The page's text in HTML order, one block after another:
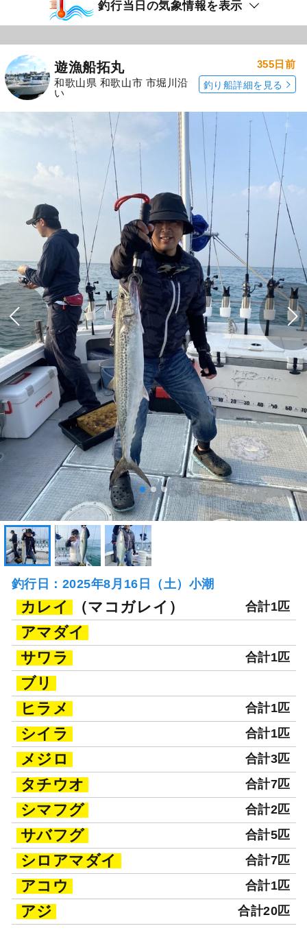
釣行当日の気象情報を表示
遊漁船拓丸
和歌山県 和歌山市 市堀川沿
い
355日前
釣り船詳細を見る
釣行日：2025年8月16日（土）小潮
カレイ （マコガレイ） 合計1匹
アマダイ
サワラ
合計1匹
ブリ
ヒラメ
合計1匹
シイラ 合計1匹
メジロ 合計3匹
タチウオ 合計7匹
シマフグ 合計2匹
サバフグ 合計5匹
シロアマダイ 合計7匹
アコウ 合計1匹
アジ 合計20匹